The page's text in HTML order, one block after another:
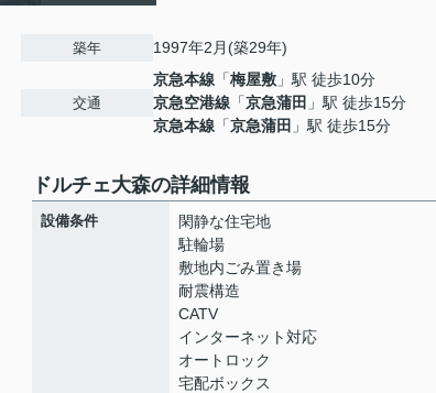
築年 1997年2月(築29年)
交通
京急本線 「梅屋敷 」駅 徒歩10分
京急空港線 「京急蒲田 」駅 徒歩15分
京急本線 「京急蒲田 」駅 徒歩15分
ドルチェ大森の詳細情報
設備条件
閑静な住宅地
駐輪場
敷地内ごみ置き場
耐震構造
CATV
インターネット対応
オートロック
宅配ボックス